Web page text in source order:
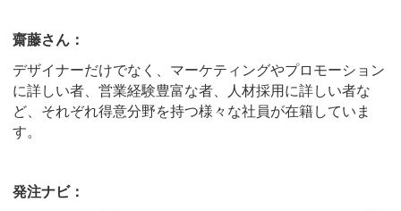
齋藤さん：
デザイナーだけでなく、マーケティングやプロモーション
に詳しい者、営業経験豊富な者、人材採用に詳しい者な
ど、それぞれ得意分野を持つ様々な社員が在籍していま
す。
発注ナビ：